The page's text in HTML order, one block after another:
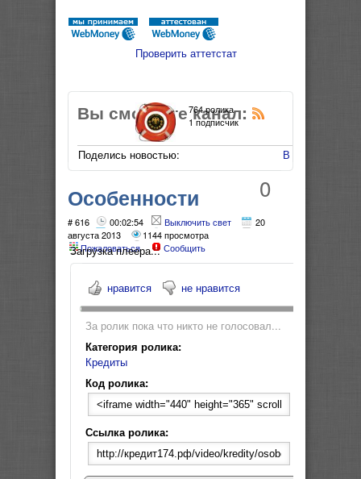
Проверить аттетстат
Вы смотрите канал:
Поделись новостью: В Мой Мир
764 ролика
1 подписчик
0
Особенности
Правила жизни.
Микро-кредиты
# 616 00:02:54 Выключить свет
20
августа 2013
1144 просмотра
Пожаловаться
Сообщить
Загрузка плеера...
нравится не нравится
За ролик пока что никто не голосовал...
Категория ролика:
Кредиты
Код ролика:
Ссылка ролика: